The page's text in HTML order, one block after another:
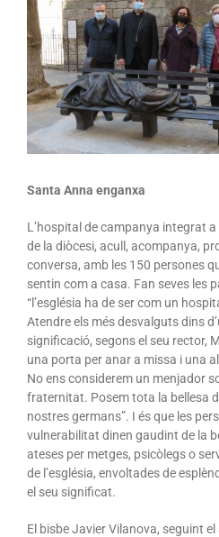
Santa Anna enganxa
L’hospital de campanya integrat
de la diòcesi, acull, acompanya,
conversa, amb les 150 persones
sentin com a casa. Fan seves les
“l’església ha de ser com un
Atendre els més desvalguts dins
significació, segons el seu rector,
una porta per anar a missa i una
No ens considerem un menjador
fraternitat. Posem tota la bellesa
nostres germans”. I és que les
vulnerabilitat dinen gaudint de la
ateses per metges, psicòlegs o
de l’església, envoltades de
el seu significat.
El bisbe Javier Vilanova, seguint